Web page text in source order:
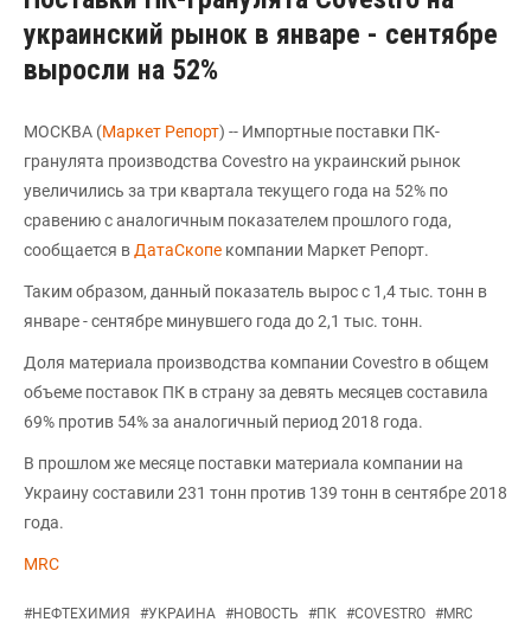
украинский рынок в январе - сентябре
выросли на 52%
МОСКВА (Маркет Репорт) -- Импортные поставки ПК-
гранулята производства Covestro на украинский рынок
увеличились за три квартала текущего года на 52% по
сравению с аналогичным показателем прошлого года,
сообщается в ДатаСкопе компании Маркет Репорт.
Таким образом, данный показатель вырос с 1,4 тыс. тонн в
январе - сентябре минувшего года до 2,1 тыс. тонн.
Доля материала производства компании Covestro в общем
объеме поставок ПК в страну за девять месяцев составила
69% против 54% за аналогичный период 2018 года.
В прошлом же месяце поставки материала компании на
Украину составили 231 тонн против 139 тонн в сентябре 2018
года.
MRC
#НЕФТЕХИМИЯ #УКРАИНА #НОВОСТЬ #ПК #COVESTRO #MRC